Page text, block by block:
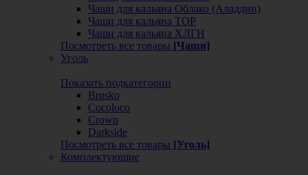
Чаши для кальяна Облако (Аладдин)
Чаши для кальяна ТОР
Чаши для кальяна ХЛГН
Посмотреть все товары [Чаши]
Уголь
Показать подкатегории
Brusko
Cocoloco
Crown
Darkside
Посмотреть все товары [Уголь]
Комплектующие